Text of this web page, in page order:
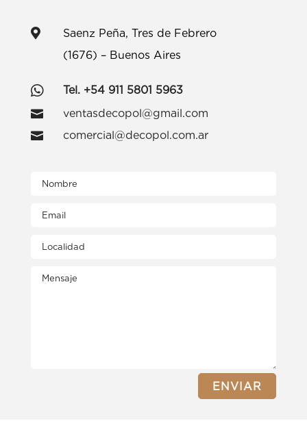

Saenz Peña, Tres de Febrero
(1676) – Buenos Aires
 Tel. +54 911 5801 5963
 ventasdecopol@gmail.com
 comercial@decopol.com.ar
ENVIAR